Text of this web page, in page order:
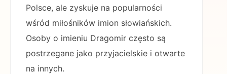
Polsce, ale zyskuje na popularności
wśród miłośników imion słowiańskich.
Osoby o imieniu Dragomir często są
postrzegane jako przyjacielskie i otwarte
na innych.